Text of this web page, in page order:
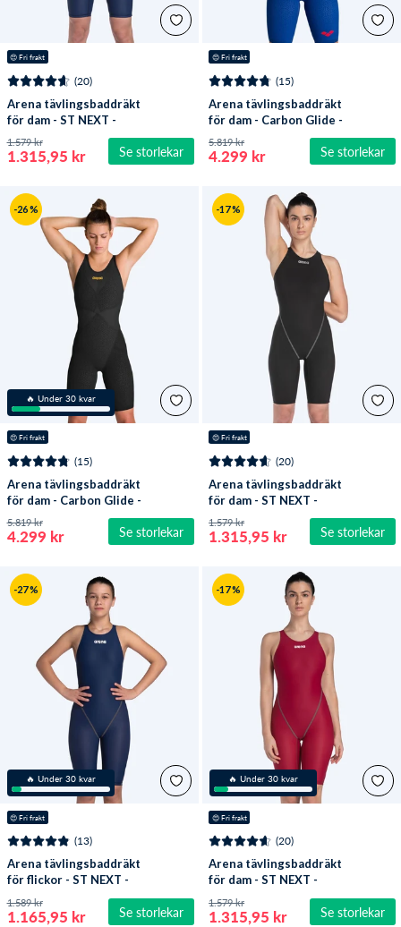
😍 Fri frakt
Se storlekar
(20)
Arena tävlingsbaddräkt
för dam - ST NEXT -
Mörkblå
1.315,95 kr
1.579 kr
😍 Fri frakt
Se storlekar
(15)
Arena tävlingsbaddräkt
för dam - Carbon Glide -
Ocean Blue
4.299 kr
5.819 kr
🔥 Under 30 kvar
-26 %
😍 Fri frakt
Se storlekar
(15)
Arena tävlingsbaddräkt
för dam - Carbon Glide -
Svart
4.299 kr
5.819 kr
-17 %
😍 Fri frakt
Se storlekar
(20)
Arena tävlingsbaddräkt
för dam - ST NEXT -
Svart
1.315,95 kr
1.579 kr
🔥 Under 30 kvar
-27 %
😍 Fri frakt
Se storlekar
(13)
Arena tävlingsbaddräkt
för flickor - ST NEXT -
Mörkblå
1.165,95 kr
1.589 kr
🔥 Under 30 kvar
-17 %
😍 Fri frakt
Se storlekar
(20)
Arena tävlingsbaddräkt
för dam - ST NEXT -
Mörkröd
1.315,95 kr
1.579 kr